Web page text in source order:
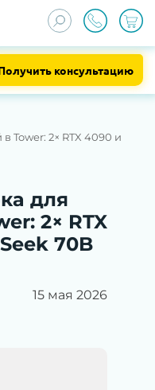
консультацию
Tower: 2× RTX 4090 и
для
2× RTX
70B
15 мая 2026